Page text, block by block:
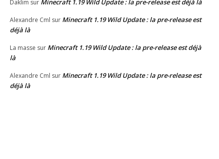
Daklim sur Minecraft 1.19 Wild Update : la pre-release est déjà là
Alexandre Cml sur Minecraft 1.19 Wild Update : la pre-release est
déjà là
La masse sur Minecraft 1.19 Wild Update : la pre-release est déjà
là
Alexandre Cml sur Minecraft 1.19 Wild Update : la pre-release est
déjà là